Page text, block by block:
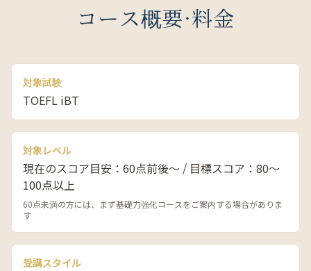
コース概要·料金
対象試験
TOEFL iBT
対象レベル
現在のスコア目安：60点前後〜 / 目標スコア：80〜
100点以上
60点未満の方には、まず基礎力強化コースをご案内する場合がありま
す
受講スタイル